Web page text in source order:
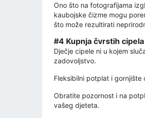
Ono što na fotografijama
kaubojske čizme mogu
što može rezultirati
#4 Kupnja čvrstih
Dječje cipele ni u kojem
zadovoljstvo.
Fleksibilni potplat i
Obratite pozornost i na
vašeg djeteta.